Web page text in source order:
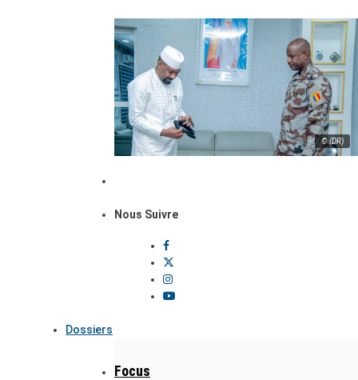
© (DR)
Nous Suivre
Dossiers
Focus